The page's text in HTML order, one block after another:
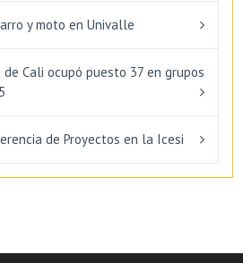
y moto en Univalle
Cali ocupó puesto 37 en grupos
de Proyectos en la Icesi